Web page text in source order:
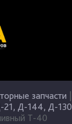
запчасти
21, Д-144, Д-130
Т-40